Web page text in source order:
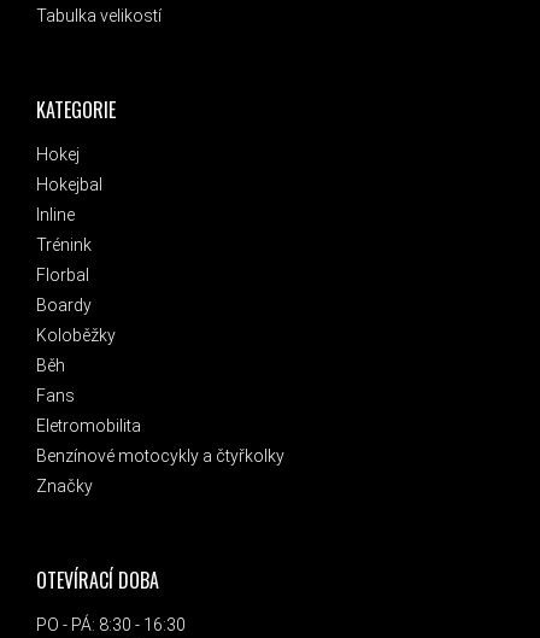
KATEGORIE
Hokej
Hokejbal
Inline
Trénink
Florbal
Boardy
Koloběžky
Běh
Fans
Eletromobilita
Benzínové motocykly a čtyřkolky
Značky
Tabulka velikostí
OTEVÍRACÍ DOBA
PO - PÁ: 8:30 - 16:30